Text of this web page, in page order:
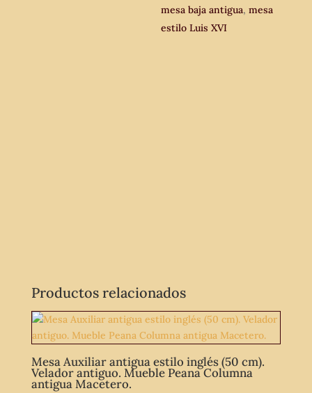
vintage.
cantidad
mesa baja antigua,mesa
estilo Luis XVI
Productos relacionados
Mesa Auxiliar antigua estilo inglés (50 cm).
Velador antiguo. Mueble Peana Columna
antigua Macetero.